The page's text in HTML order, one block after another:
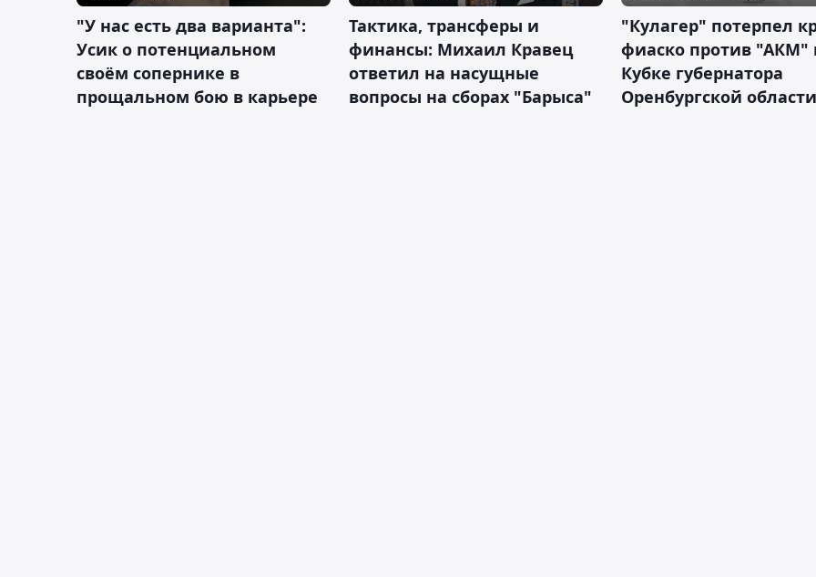
"У нас есть два варианта":
Усик о потенциальном
своём сопернике в
прощальном бою в карьере
Тактика, трансферы и
финансы: Михаил Кравец
ответил на насущные
вопросы на сборах "Барыса"
"Кулагер" потерпел
фиаско против "АКМ"
Кубке губернатора
Оренбургской области